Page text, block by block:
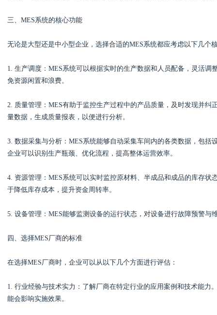
三、MES系统的核心功能
无论是大型还是中小型企业，选择合适的MES系统都应考虑以下几个
1. 生产调度：MES系统可以根据实时的生产数据和人员配备，灵活
免资源闲置和浪费。
2. 质量管理：MES有助于监控生产过程中的产品质量，及时发现并
量数据，生成质量报表，以便进行分析。
3. 数据采集与分析：MES系统能够自动采集车间内的各类数据，包
企业可以识别生产瓶颈、优化流程，提高整体运营效率。
4. 资源管理：MES系统可以实时监控原材料、半成品和成品的库存
于降低库存成本，提升资金周转率。
5. 设备管理：MES能够监测设备的运行状态，对设备进行故障预警
四、选择MES厂商的标准
在选择MES厂商时，企业可以从以下几个方面进行评估：
1. 行业经验与技术实力：了解厂商在特定行业的应用案例和技术能力
能会影响实施效果。